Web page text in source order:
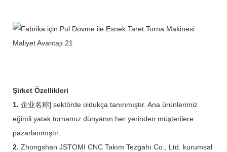
Şirket Özellikleri
1. 企业名称] sektörde oldukça tanınmıştır. Ana ürünlerimiz
eğimli yatak tornamız dünyanın her yerinden müşterilere
pazarlanmıştır.
2. Zhongshan JSTOMI CNC Takım Tezgahı Co., Ltd. kurumsal